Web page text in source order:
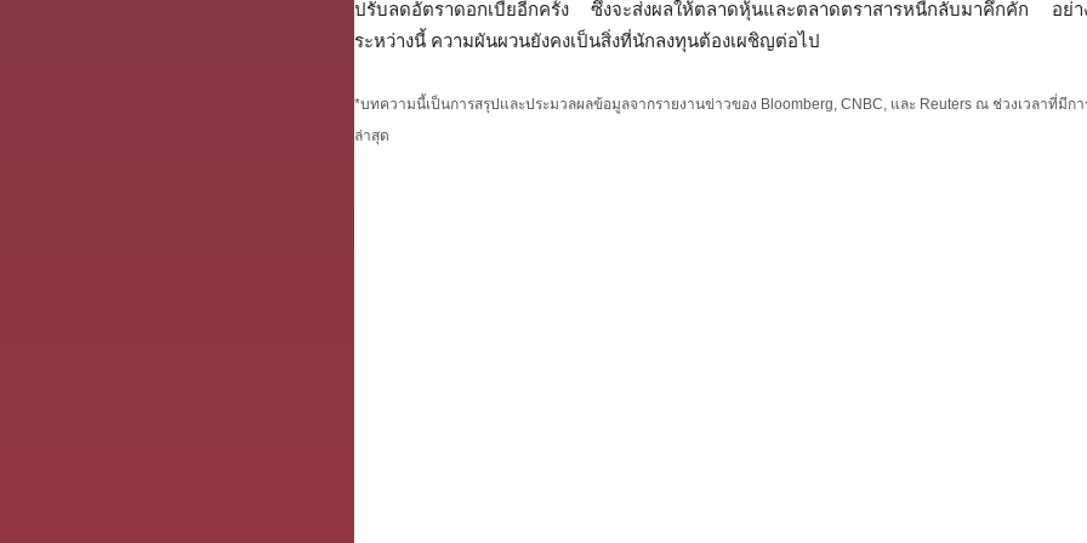
ปรับลดอัตราดอกเบี้ยอีกครั้ง ซึ่งจะส่งผลให้ตลาดหุ้นและตลาดตราสารหนี้กลับมาคึกคัก อย่
ระหว่างนี้ ความผันผวนยังคงเป็นสิ่งที่นักลงทุนต้องเผชิญต่อไป
*บทความนี้เป็นการสรุปและประมวลผลข้อมูลจากรายงานข่าวของ Bloomberg, CNBC, และ Reuters ณ ช่วงเวลาที่มีกา
ล่าสุด